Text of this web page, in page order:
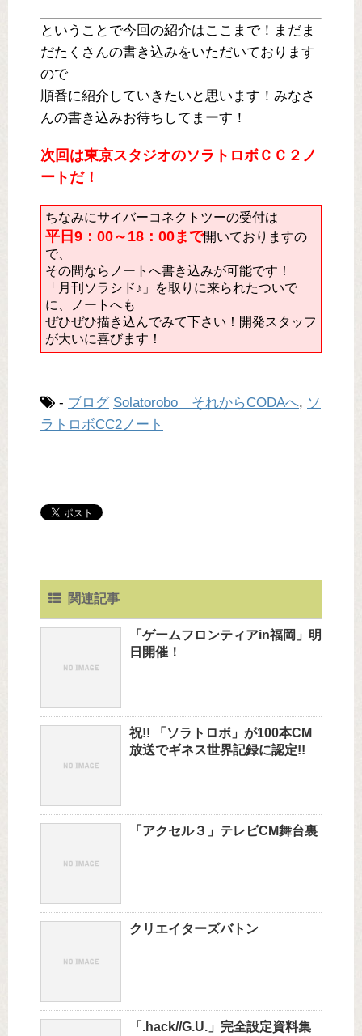
ということで今回の紹介はここまで！まだま
だたくさんの書き込みをいただいております
ので
順番に紹介していきたいと思います！みなさ
んの書き込みお待ちしてまーす！
次回は東京スタジオのソラトロボＣＣ２ノ
ートだ！
ちなみにサイバーコネクトツーの受付は
平日9：00～18：00まで開いておりますの
で、
その間ならノートへ書き込みが可能です！
「月刊ソラシド♪」を取りに来られたついで
に、ノートへも
ぜひぜひ描き込んでみて下さい！開発スタッフ
が大いに喜びます！
- ブログ Solatorobo それからCODAへ, ソ
ラトロボCC2ノート
関連記事
「ゲームフロンティアin福岡」明
日開催！
祝!! 「ソラトロボ」が100本CM
放送でギネス世界記録に認定!!
「アクセル３」テレビCM舞台裏
クリエイターズバトン
「.hack//G.U.」完全設定資料集